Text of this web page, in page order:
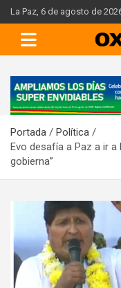
Skip
to
content
La Paz, 6 de agosto de
A
d
e
r
t
m
e
Portada
Política
Evo desafía a Paz a ir
gobierna”